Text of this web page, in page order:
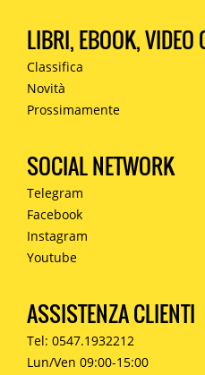
LIBRI, EBOOK, VIDEO
Classifica
Novità
Prossimamente
SOCIAL NETWORK
Telegram
Facebook
Instagram
Youtube
ASSISTENZA CLIENTI
Tel: 0547.1932212
Lun/Ven 09:00-15:00